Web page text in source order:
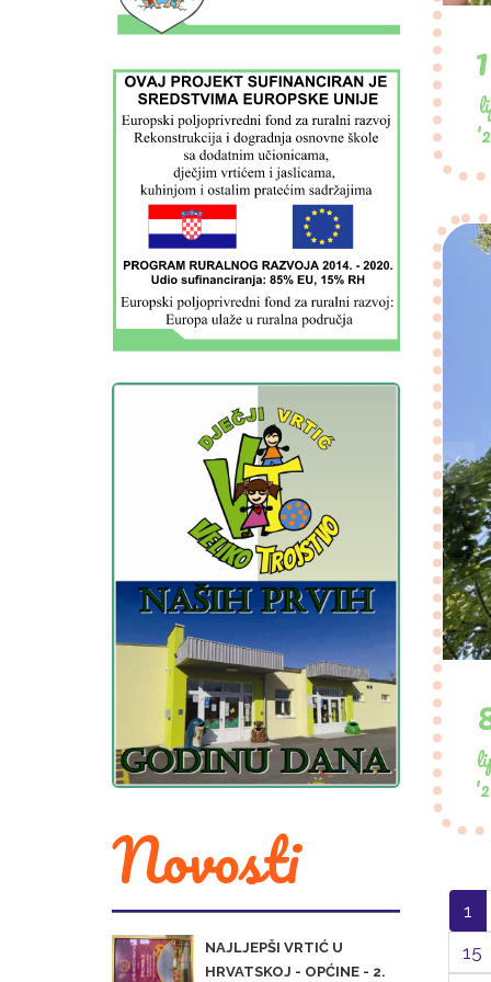
Novosti
NAJLJEPŠI VRTIĆ U
HRVATSKOJ - OPĆINE - 2.
1
15